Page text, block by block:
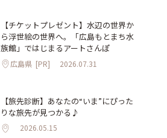
【チケットプレゼント】水辺の世界か
ら浮世絵の世界へ。「広島もとまち水
族館」ではじまるアートさんぽ
広島県 [PR] 2026.07.31
【旅先診断】あなたの“いま”にぴった
りな旅先が見つかる♪
2026.05.15